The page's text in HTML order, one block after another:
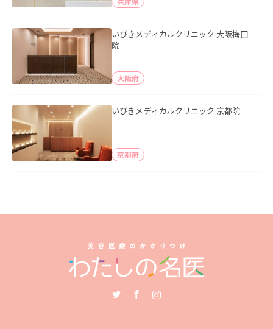
いびきメディカルクリニック 大阪梅田
院
大阪府
いびきメディカルクリニック 京都院
京都府